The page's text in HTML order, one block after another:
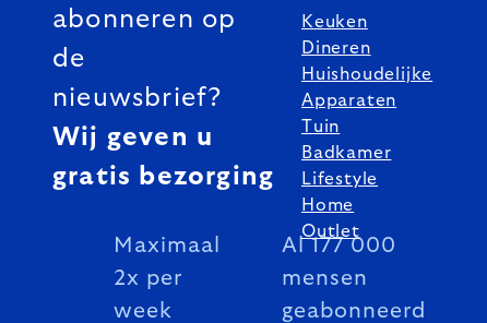
abonneren op
de
nieuwsbrief?
Wij geven u
gratis bezorging
Maximaal
2x per
week
Al 177 000
mensen
geabonneerd
Keuken
Dineren
Huishoudelijke
Apparaten
Tuin
Badkamer
Lifestyle
Home
Outlet